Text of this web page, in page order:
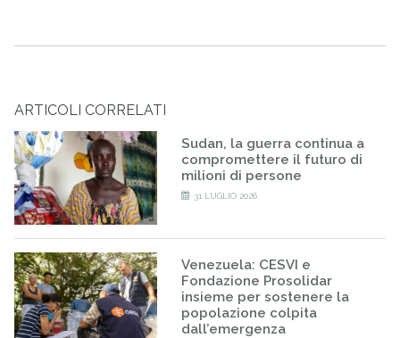
ARTICOLI CORRELATI
Sudan, la guerra continua a
compromettere il futuro di
milioni di persone
31 LUGLIO 2026
Venezuela: CESVI e
Fondazione Prosolidar
insieme per sostenere la
popolazione colpita
dall’emergenza